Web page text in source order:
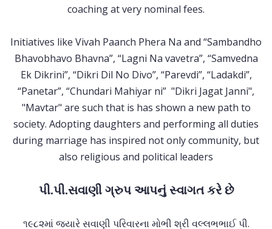
coaching at very nominal fees.
Initiatives like Vivah Paanch Phera Na and “Sambandho
Bhavobhavo Bhavna”, “Lagni Na vavetra”, “Samvedna
Ek Dikrini”, “Dikri Dil No Divo”, “Parevdi”, “Ladakdi”,
“Panetar”, “Chundari Mahiyar ni” "Dikri Jagat Janni",
"Mavtar" are such that is has shown a new path to
society. Adopting daughters and performing all duties
during marriage has inspired not only community, but
also religious and political leaders
પી.પી.સવાણી ગ્રુપ આપનું સ્વાગત કરે છે
૧૯૮૨માં જયારે સવાણી પરિવારના મોભી શ્રી વલ્લભભાઈ પી.